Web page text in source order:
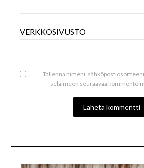
VERKKOSIVUSTO
Tallenna nimeni,
selaimeen seuraavaa